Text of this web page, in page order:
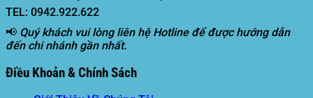
TEL: 0942.922.622
📢 Quý khách vui lòng liên hệ Hotline để được hướng dẫn
đến chi nhánh gần nhất.
Điều Khoản & Chính Sách